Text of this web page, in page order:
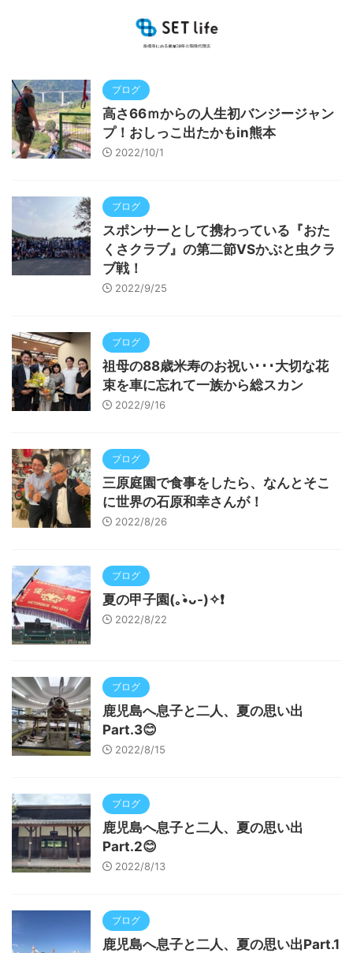
ブログ
高さ66ｍからの人生初バンジージャン
プ！おしっこ出たかもin熊本
2022/10/1
ブログ
スポンサーとして携わっている『おた
くさクラブ』の第二節VSかぶと虫クラ
ブ戦！
2022/9/25
ブログ
祖母の88歳米寿のお祝い･･･大切な花
束を車に忘れて一族から総スカン
2022/9/16
ブログ
三原庭園で食事をしたら、なんとそこ
に世界の石原和幸さんが！
2022/8/26
ブログ
夏の甲子園(⁠｡⁠•̀⁠ᴗ⁠-⁠)⁠✧❗️
2022/8/22
ブログ
鹿児島へ息子と二人、夏の思い出
Part.3😊
2022/8/15
ブログ
鹿児島へ息子と二人、夏の思い出
Part.2😊
2022/8/13
ブログ
鹿児島へ息子と二人、夏の思い出Part.1